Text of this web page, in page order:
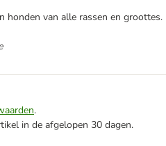
honden van alle rassen en groottes.
.
in de afgelopen 30 dagen.